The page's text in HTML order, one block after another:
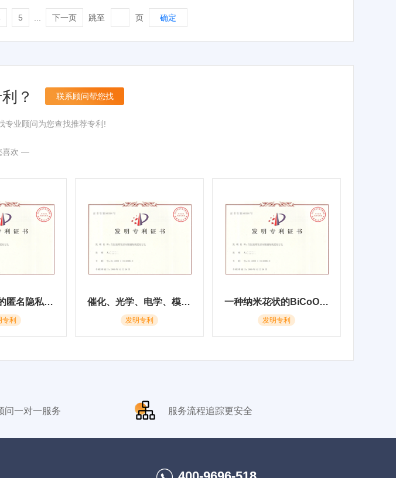
5 下一页 跳至 页 确定
？ 联系顾问帮您找
专业顾问为您查找推荐专利!
喜欢 —
基于插值点的匿名隐私保护方法
专利
催化、光学、电学、模拟退火优化、热处理，基于模拟退火优化算法的二元团簇结构优化方法，否，需要
发明专利
一种纳米花状的BiCoO纳米材料及其制备方法和应用
发明专利
问一对一服务 服务流程追踪更安全